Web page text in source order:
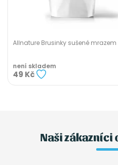
Allnature Brusinky sušené mrazem
není skladem
49 Kč
Naši zákazníci